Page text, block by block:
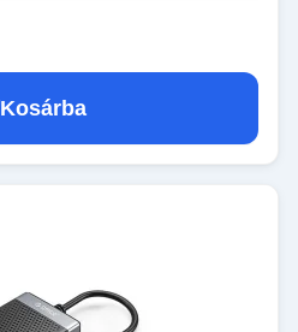
Kosárba